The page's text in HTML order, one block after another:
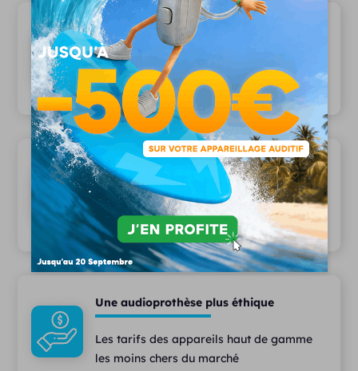
20 ans d'expertise
Depuis 2006, plus 15 000 patients nous
font confiance
Une équipe pluridisciplinaire
Des audioprothésistes diplômés,
assistant(e)s et techniciens à votre écoute
Une audioprothèse plus éthique
Les tarifs des appareils haut de gamme
les moins chers du marché